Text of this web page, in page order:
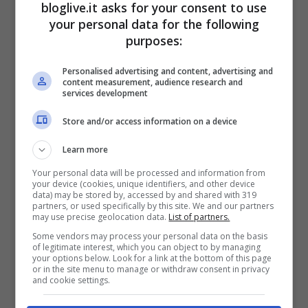
responsabili per la tutela del buon nome
della Società e del calciatore.”
Non sappiamo come questa questione
potrà finiree nemmeno quali potrebbero
bloglive.it asks for your consent to use
your personal data for the following
purposes:
Personalised advertising and content, advertising and
content measurement, audience research and
services development
Store and/or access information on a device
Learn more
Your personal data will be processed and information from
your device (cookies, unique identifiers, and other device
data) may be stored by, accessed by and shared with 319
partners, or used specifically by this site. We and our partners
may use precise geolocation data. List of partners.
Some vendors may process your personal data on the basis
of legitimate interest, which you can object to by managing
your options below. Look for a link at the bottom of this page
or in the site menu to manage or withdraw consent in privacy
and cookie settings.